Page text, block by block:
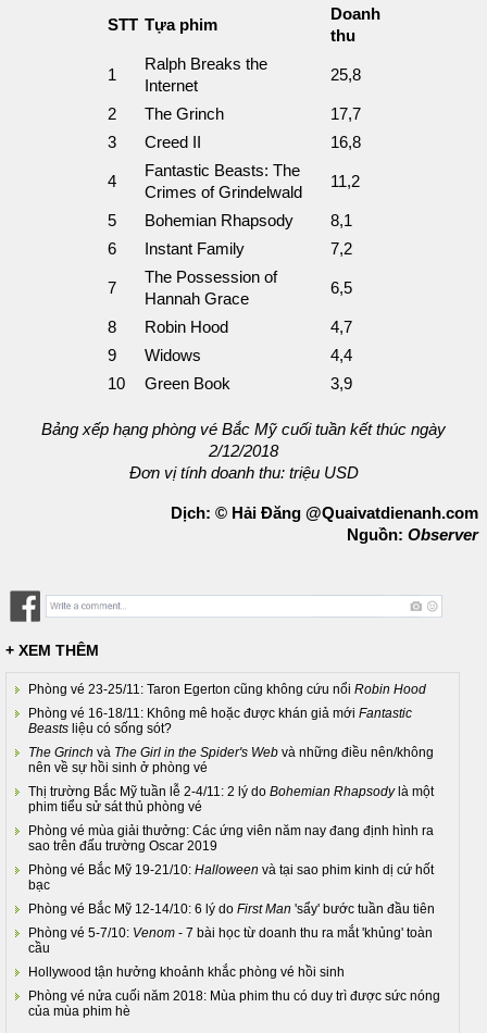
STT Tựa phim
Doanh
thu
1
Ralph Breaks the
Internet
25,8
2 The Grinch
17,7
3
Creed II 16,8
4
Fantastic Beasts: The
Crimes of Grindelwald
11,2
5 Bohemian Rhapsody
8,1
6
Instant Family 7,2
7
The Possession of
Hannah Grace
6,5
8 Robin Hood
4,7
9
Widows
4,4
10
Green Book 3,9
Bảng xếp hạng phòng vé Bắc Mỹ cuối tuần kết thúc ngày
2/12/2018
Đơn vị tính doanh thu: triệu USD
Dịch: © Hải Đăng @Quaivatdienanh.com
Nguồn: Observer
+ XEM THÊM
Phòng vé 23-25/11: Taron Egerton cũng không cứu nổi Robin Hood
Phòng vé 16-18/11: Không mê hoặc được khán giả mới Fantastic
Beasts liệu có sống sót?
The Grinch và The Girl in the Spider's Web và những điều nên/không
nên về sự hồi sinh ở phòng vé
Thị trường Bắc Mỹ tuần lễ 2-4/11: 2 lý do Bohemian Rhapsodylà một
phim tiểu sử sát thủ phòng vé
Phòng vé mùa giải thưởng: Các ứng viên năm nay đang định hình ra
sao trên đấu trường Oscar 2019
Phòng vé Bắc Mỹ 19-21/10: Halloween và tại sao phim kinh dị cứ hốt
bạc
Phòng vé Bắc Mỹ 12-14/10: 6 lý do First Man 'sẩy' bước tuần đầu tiên
Phòng vé 5-7/10: Venom - 7 bài học từ doanh thu ra mắt 'khủng' toàn
cầu
Hollywood tận hưởng khoảnh khắc phòng vé hồi sinh
Phòng vé nửa cuối năm 2018: Mùa phim thu có duy trì được sức nóng
của mùa phim hè